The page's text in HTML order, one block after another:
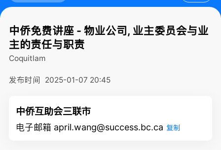
中侨免费讲座 - 物业公司, 业主委员会与业
主的责任与职责
Coquitlam
发布时间 2025-01-07 20:45
中侨互助会三联市
电子邮箱 april.wang@success.bc.ca 复制